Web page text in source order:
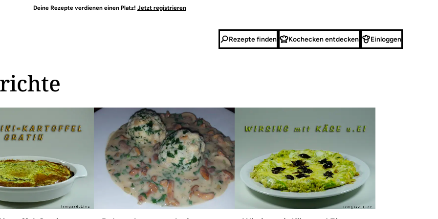
Deine Rezepte verdienen einen Platz! Jetzt registrieren
Rezepte finden Kochecken entdecken Einloggen